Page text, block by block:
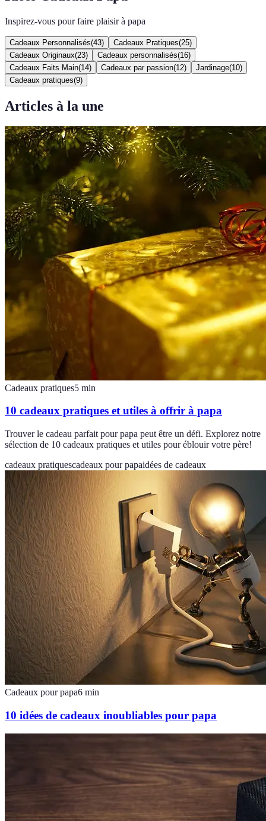
Inspirez-vous pour faire plaisir à papa
Cadeaux Personnalisés(43) Cadeaux Pratiques(25)
Cadeaux Originaux(23) Cadeaux personnalisés(16)
Cadeaux Faits Main(14) Cadeaux par passion(12) Jardinage(10)
Cadeaux pratiques(9)
Articles à la une
Cadeaux pratiques5 min
10 cadeaux pratiques et utiles à offrir à papa
Trouver le cadeau parfait pour papa peut être un défi. Explorez notre
sélection de 10 cadeaux pratiques et utiles pour éblouir votre père!
cadeaux pratiquescadeaux pour papaidées de cadeaux
Cadeaux pour papa6 min
10 idées de cadeaux inoubliables pour papa